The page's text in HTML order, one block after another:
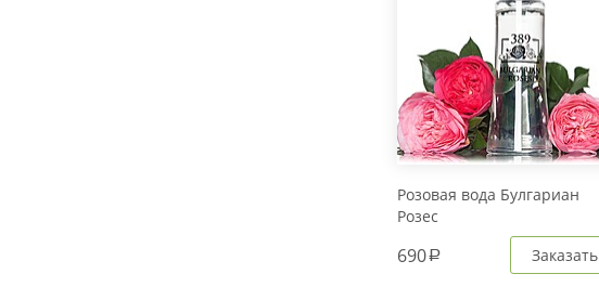
Розовая вода Булгариан
Розес
690a Заказать